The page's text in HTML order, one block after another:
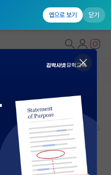
앱으로 보기 닫기
부탁드립니다.